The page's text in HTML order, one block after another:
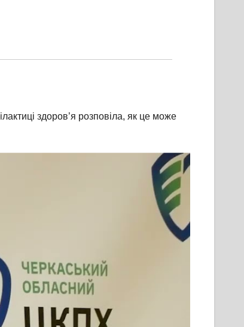
здоров’я розповіла, як це може